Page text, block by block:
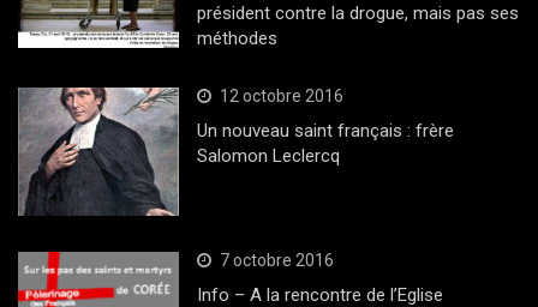
président contre la drogue, mais pas ses
méthodes
12 octobre 2016
Un nouveau saint français : frère
Salomon Leclercq
7 octobre 2016
Info – A la rencontre de l’Eglise